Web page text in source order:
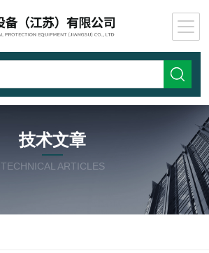
技术文章
TECHNICAL ARTICLES